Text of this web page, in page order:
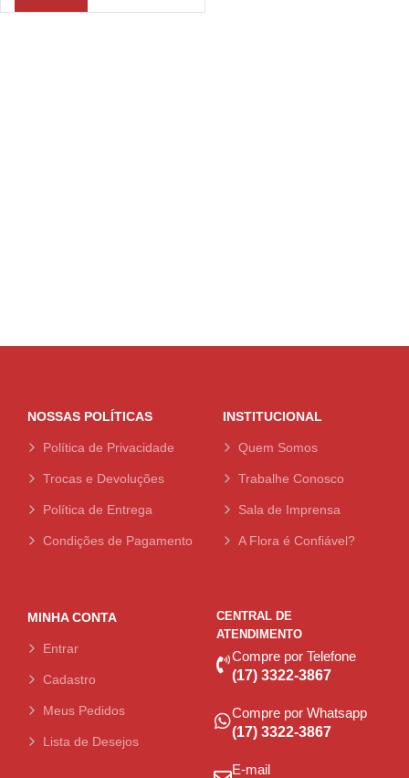
NOSSAS POLÍTICAS
Política de Privacidade
Trocas e Devoluções
Política de Entrega
Condições de Pagamento
INSTITUCIONAL
Quem Somos
Trabalhe Conosco
Sala de Imprensa
A Flora é Confiável?
MINHA CONTA
Entrar
Cadastro
Meus Pedidos
Lista de Desejos
CENTRAL DE
ATENDIMENTO
Compre por Telefone
(17) 3322-3867
Compre por Whatsapp
(17) 3322-3867
E-mail